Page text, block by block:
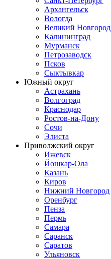
Архангельск
Вологда
Великий Новгород
Калининград
Мурманск
Петрозаводск
Псков
Сыктывкар
Южный округ
Астрахань
Волгоград
Краснодар
Ростов-на-Дону
Сочи
Элиста
Приволжский округ
Ижевск
Йошкар-Ола
Казань
Киров
Нижний Новгород
Оренбург
Пенза
Пермь
Самара
Саранск
Саратов
Ульяновск